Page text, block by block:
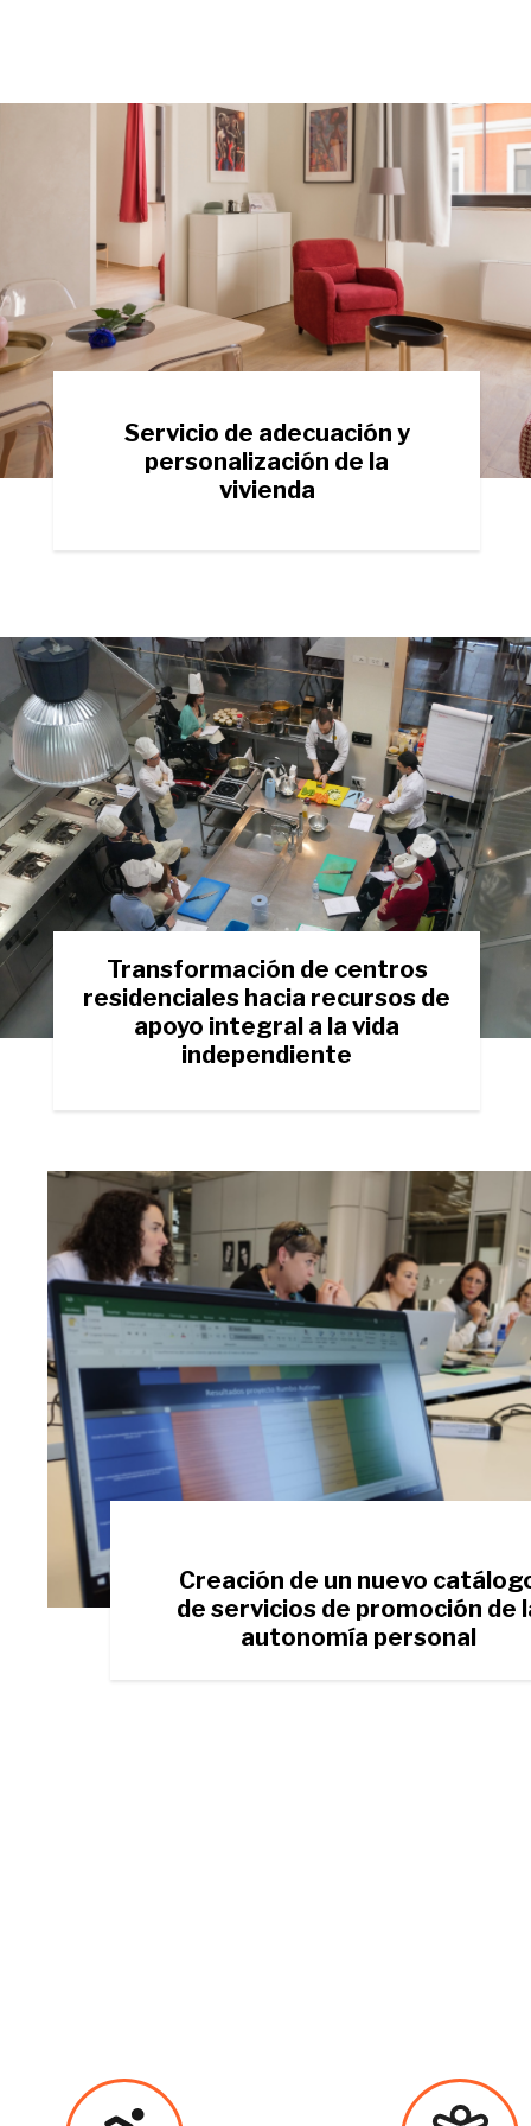
Servicio de adecuación y
personalización de la
vivienda
Transformación de centros
residenciales hacia recursos de
apoyo integral a la vida
independiente
Creación de un nuevo
de servicios de promoción de
autonomía personal